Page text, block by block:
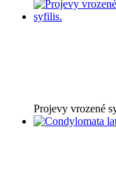
Projevy vrozené